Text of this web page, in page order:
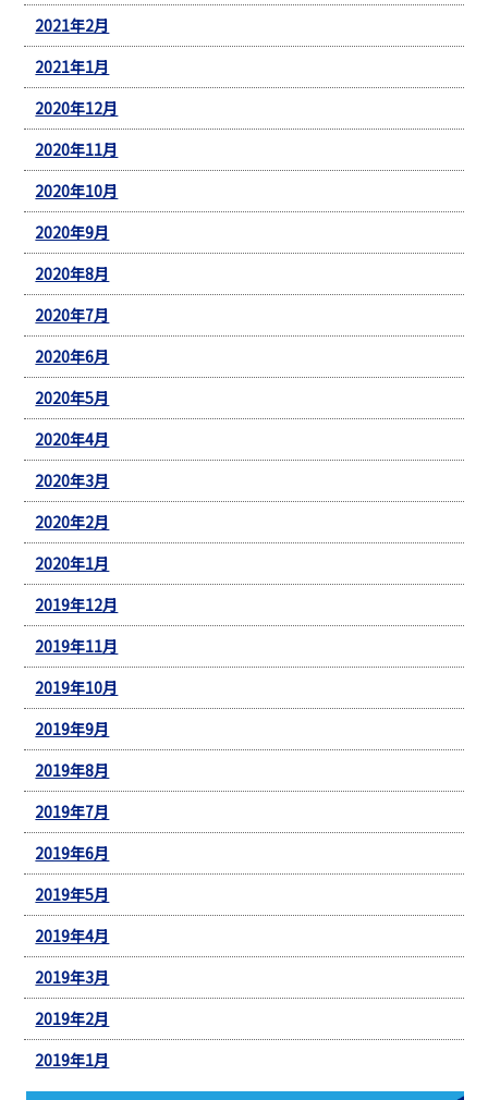
2021年2月
2021年1月
2020年12月
2020年11月
2020年10月
2020年9月
2020年8月
2020年7月
2020年6月
2020年5月
2020年4月
2020年3月
2020年2月
2020年1月
2019年12月
2019年11月
2019年10月
2019年9月
2019年8月
2019年7月
2019年6月
2019年5月
2019年4月
2019年3月
2019年2月
2019年1月